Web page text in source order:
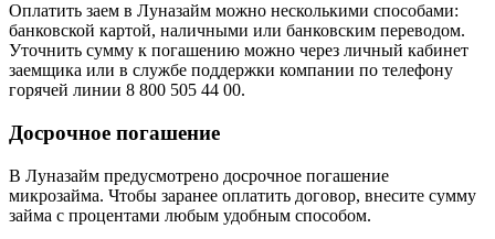
Оплатить заем в Луназайм можно несколькими способами:
банковской картой, наличными или банковским переводом.
Уточнить сумму к погашению можно через личный кабинет
заемщика или в службе поддержки компании по телефону
горячей линии 8 800 505 44 00.
Досрочное погашение
В Луназайм предусмотрено досрочное погашение
микрозайма. Чтобы заранее оплатить договор, внесите сумму
займа с процентами любым удобным способом.